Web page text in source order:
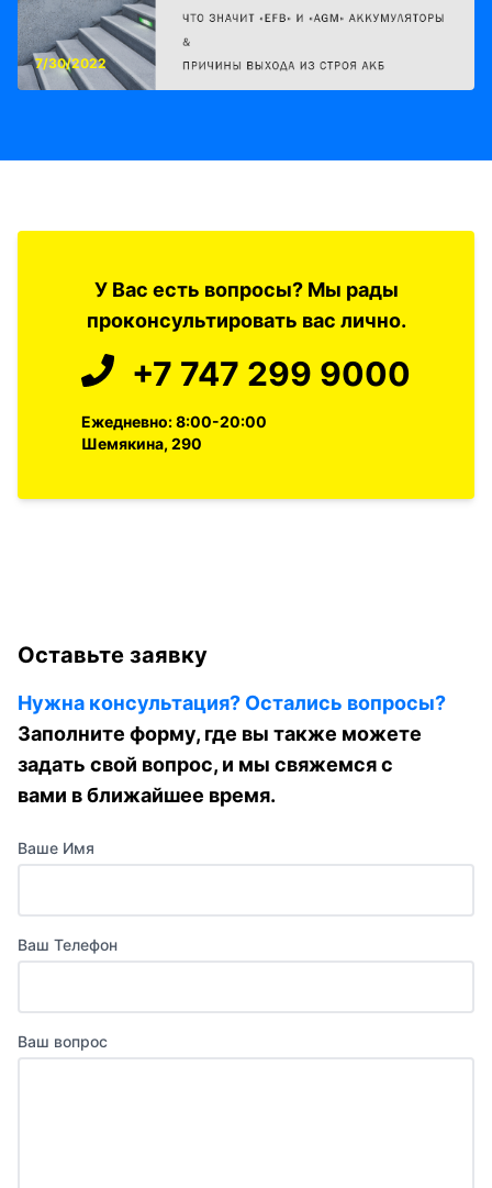
7/30/2022
У Вас есть вопросы? Мы рады
проконсультировать вас лично.
+7 747 299 9000
Ежедневно: 8:00-20:00
Шемякина, 290
Оставьте заявку
Нужна консультация? Остались вопросы?
Заполните форму, где вы также можете
задать свой вопрос, и мы свяжемся с
вами в ближайшее время.
Ваше Имя
Ваш Телефон
Ваш вопрос